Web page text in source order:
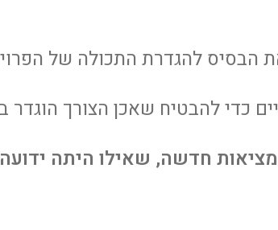
את הבסיס להגדרת התכולה של
כדי להבטיח שאכן הצורך הוגדר
מציאות חדשה, שאילו היתה